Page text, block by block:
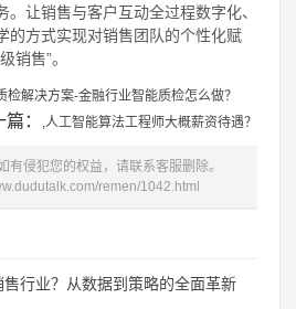
让销售与客户互动全过程数字化、
的方式实现对销售团队的个性化赋
销售”。
检解决方案-金融行业智能质检怎么做？
： ,人工智能算法工程师大概薪资待遇？
有侵犯您的权益，请联系客服删除。
remen/1042.html
行业？从数据到策略的全面革新